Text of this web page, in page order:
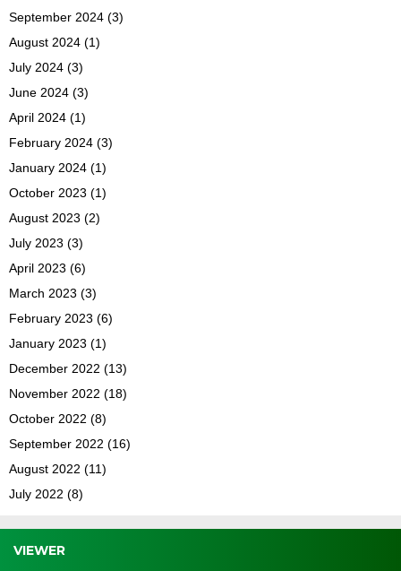
September 2024 (3)
August 2024 (1)
July 2024 (3)
June 2024 (3)
April 2024 (1)
February 2024 (3)
January 2024 (1)
October 2023 (1)
August 2023 (2)
July 2023 (3)
April 2023 (6)
March 2023 (3)
February 2023 (6)
January 2023 (1)
December 2022 (13)
November 2022 (18)
October 2022 (8)
September 2022 (16)
August 2022 (11)
July 2022 (8)
VIEWER